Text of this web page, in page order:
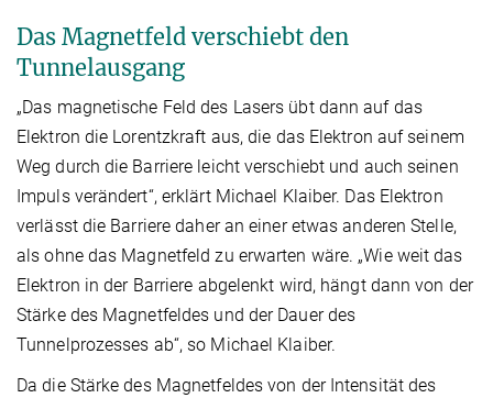
Das Magnetfeld verschiebt den
Tunnelausgang
„Das magnetische Feld des Lasers übt dann auf das
Elektron die Lorentzkraft aus, die das Elektron auf seinem
Weg durch die Barriere leicht verschiebt und auch seinen
Impuls verändert“, erklärt Michael Klaiber. Das Elektron
verlässt die Barriere daher an einer etwas anderen Stelle,
als ohne das Magnetfeld zu erwarten wäre. „Wie weit das
Elektron in der Barriere abgelenkt wird, hängt dann von der
Stärke des Magnetfeldes und der Dauer des
Tunnelprozesses ab“, so Michael Klaiber.
Da die Stärke des Magnetfeldes von der Intensität des